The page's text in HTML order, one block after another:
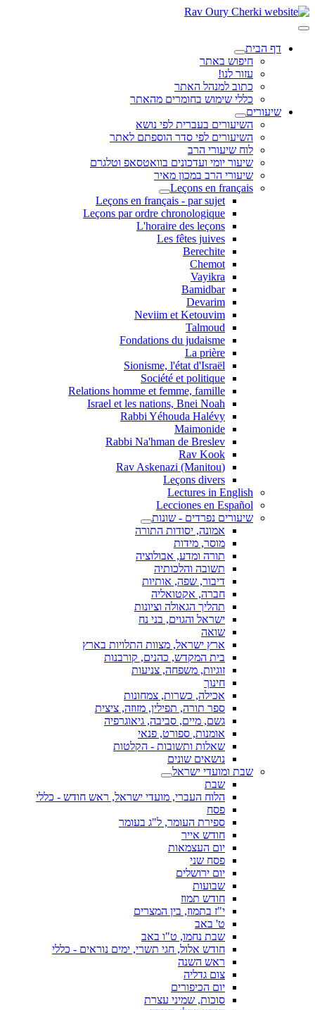
דף הבית
חיפוש באתר
עזור לנו!
כתוב למנהל האתר
כללי שימוש בחומרים מהאתר
שיעורים
השיעורים בעברית לפי נושא
השיעורים לפי סדר הוספתם לאתר
לוח שיעורי הרב
שיעור יומי ועדכונים בוואטסאפ וטלגרם
שיעורי הרב במכון מאיר
Leçons en français
Leçons en français - par sujet
Leçons par ordre chronologique
L'horaire des leçons
Les fêtes juives
Berechite
Chemot
Vayikra
Bamidbar
Devarim
Neviim et Ketouvim
Talmoud
Fondations du judaisme
La prière
Sionisme, l'état d'Israël
Société et politique
Relations homme et femme, famille
Israel et les nations, Bnei Noah
Rabbi Yéhouda Halévy
Maimonide
Rabbi Na'hman de Breslev
Rav Kook
(Rav Askenazi (Manitou
Leçons divers
Lectures in English
Lecciones en Español
שיעורים נפרדים - שונות
אמונה, יסודות התורה
מוסר, מידות
תורה ומדע, אבולוציה
תשובה והלכותיה
דיבור, שפה, אותיות
חברה, אקטואליה
תהליך הגאולה וציונות
ישראל והגוים, בני נח
שואה
ארץ ישראל, מצוות התלויות בארץ
בית המקדש, כהנים, קורבנות
זוגיות, משפחה, צניעות
חינוך
אכילה, כשרות, צמחונות
ספר תורה, תפילין, מזוזה, ציצית
גשם, מיים, סביבה, גיאוגרפיה
אומנות, ספורט, פנאי
שאלות ותשובות - הקלטות
נושאים שונים
שבת ומועדי ישראל
שבת
הלוח העברי, מועדי ישראל, ראש חודש - כללי
פסח
ספירת העומר, ל"ג בעומר
חודש אייר
יום העצמאות
פסח שני
יום ירושלים
שבועות
חודש תמוז
י"ז בתמוז, בין המצרים
ט' באב
שבת נחמו, ט"ו באב
חודש אלול, חגי תשרי, ימים נוראים - כללי
ראש השנה
צום גדליה
יום הכיפורים
סוכות, שמיני עצרת